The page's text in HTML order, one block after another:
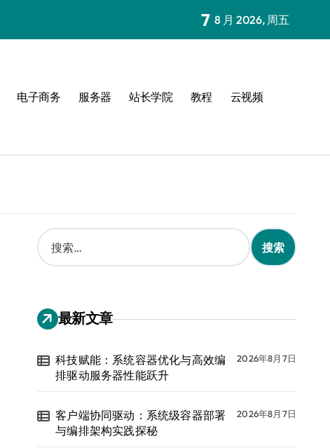
7 8 月 2026, 周五
电子商务 服务器 站长学院 教程 云视频
搜
索
：
最新文章
科技赋能：系统容器优化与高效编
排驱动服务器性能跃升
2026年8月7日
客户端协同驱动：系统级容器部署
与编排架构实践探秘
2026年8月7日